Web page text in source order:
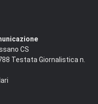
CS
Testata Giornalistica n.